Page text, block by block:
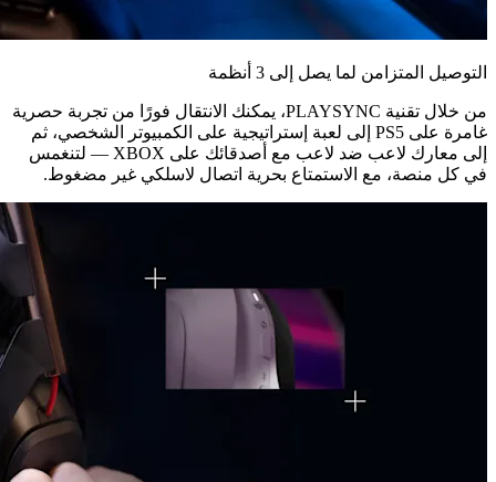
التوصيل المتزامن لما يصل إلى 3 أنظمة
من خلال تقنية PLAYSYNC، يمكنك الانتقال فورًا من تجربة حصرية
غامرة على PS5 إلى لعبة إستراتيجية على الكمبيوتر الشخصي، ثم
إلى معارك لاعب ضد لاعب مع أصدقائك على XBOX — لتنغمس
في كل منصة، مع الاستمتاع بحرية اتصال لاسلكي غير مضغوط.